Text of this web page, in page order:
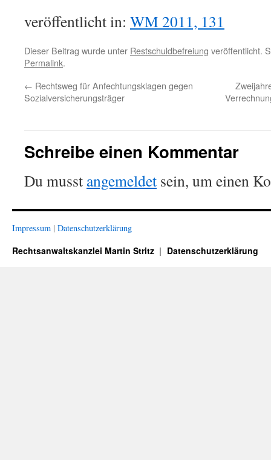
veröffentlicht in: WM 2011, 131
Dieser Beitrag wurde unter Restschuldbefreiung veröffentlicht.
Permalink.
← Rechtsweg für Anfechtungsklagen gegen
Sozialversicherungsträger
Schreibe einen Kommentar
Du musst angemeldet sein, um einen
Impressum | Datenschutzerklärung
Rechtsanwaltskanzlei Martin Stritz Datenschutzerklärung